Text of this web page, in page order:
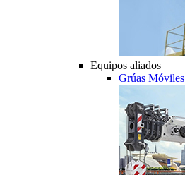
Equipos aliados
Grúas Móviles